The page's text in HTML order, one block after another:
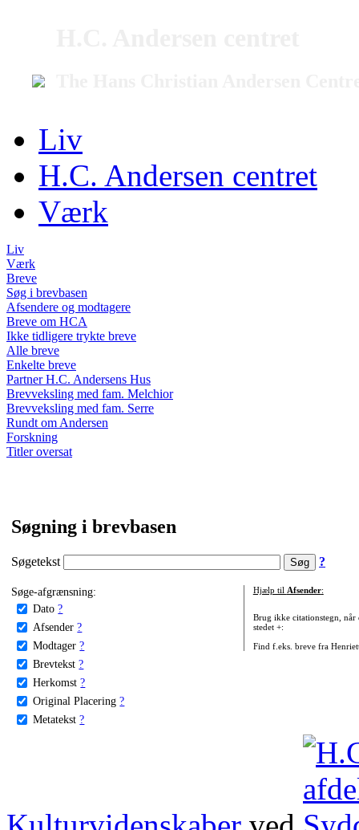
Liv
H.C. Andersen centret
Værk
Liv
Værk
Breve
Søg i brevbasen
Afsendere og modtagere
Breve om HCA
Ikke tidligere trykte breve
Alle breve
Enkelte breve
Partner H.C. Andersens Hus
Brevveksling med fam. Melchior
Brevveksling med fam. Serre
Rundt om Andersen
Forskning
Titler oversat
Søgning i brevbasen
Søgetekst ?
Søge-afgrænsning:
Dato ?
Afsender ?
Modtager ?
Brevtekst ?
Herkomst ?
Original Placering ?
Metatekst ?
Hjælp til Afsender:
Brug ikke citationstegn, når
stedet +:
Find f.eks. breve fra